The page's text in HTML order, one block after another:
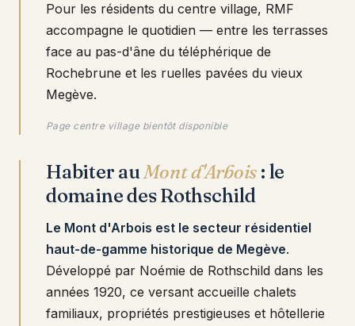
Pour les résidents du centre village, RMF
accompagne le quotidien — entre les terrasses
face au pas-d'âne du téléphérique de
Rochebrune et les ruelles pavées du vieux
Megève.
Page centre village bientôt disponible
Habiter auMont d'Arbois : le
domaine des Rothschild
Le Mont d'Arbois est le secteur résidentiel
haut-de-gamme historique de Megève.
Développé par Noémie de Rothschild dans les
années 1920, ce versant accueille chalets
familiaux, propriétés prestigieuses et hôtellerie